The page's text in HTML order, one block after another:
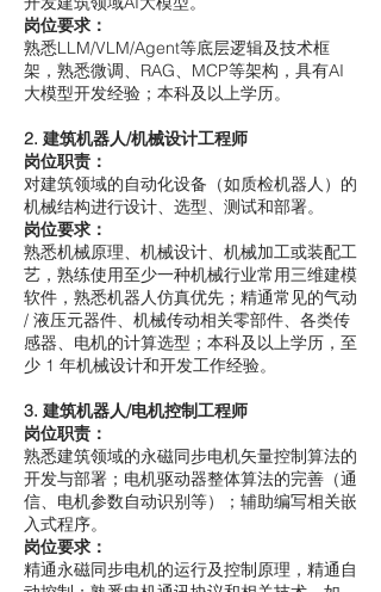
岗位要求：
熟悉LLM/VLM/Agent等底层逻辑及技术框
架，熟悉微调、RAG、MCP等架构，具有AI
大模型开发经验；本科及以上学历。
2. 建筑机器人/机械设计工程师
岗位职责：
对建筑领域的自动化设备（如质检机器人）的
机械结构进行设计、选型、测试和部署。
岗位要求：
熟悉机械原理、机械设计、机械加工或装配工
艺，熟练使用至少一种机械行业常用三维建模
软件，熟悉机器人仿真优先；精通常见的气动
/ 液压元器件、机械传动相关零部件、各类传
感器、电机的计算选型；本科及以上学历，至
少 1 年机械设计和开发工作经验。
3. 建筑机器人/电机控制工程师
岗位职责：
熟悉建筑领域的永磁同步电机矢量控制算法的
开发与部署；电机驱动器整体算法的完善（通
信、电机参数自动识别等）；辅助编写相关嵌
入式程序。
岗位要求：
精通永磁同步电机的运行及控制原理，精通自